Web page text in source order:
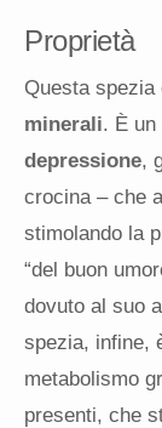
Proprietà
Questa spezia
minerali. È un
depressione,
crocina – che
stimolando la
“del buon
dovuto al suo
spezia, infine,
metabolismo
presenti, che